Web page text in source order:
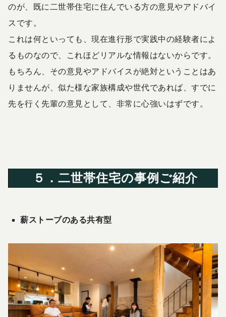
のが、既に二世帯住宅に住んでいる方の意見やアドバイ
スです。
これは何といっても、現在進行形で実践中の経験者によ
るものなので、これほどリアルな情報はないからです。
もちろん、その意見やアドバイスが絶対ということはあ
りませんが、似た様な家族構成や世代であれば、すでに
先を行く先輩の意見として、非常に心強いはずです。
５．二世帯住宅の事例ご紹介
薪ストーブのある共有型